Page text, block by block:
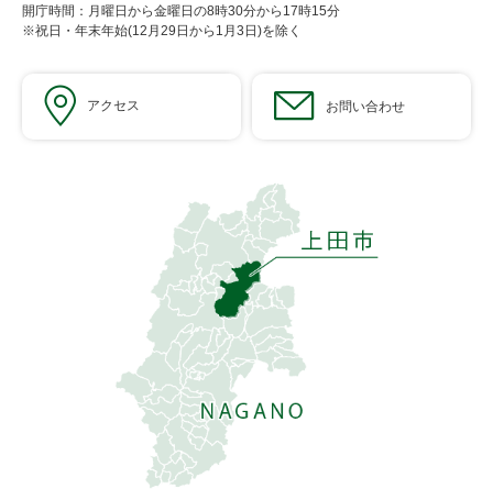
開庁時間：月曜日から金曜日の8時30分から17時15分
※祝日・年末年始(12月29日から1月3日)を除く
アクセス お問い合わせ